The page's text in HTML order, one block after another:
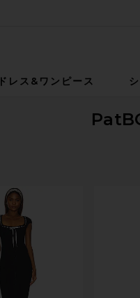
ドレス&ワンピース